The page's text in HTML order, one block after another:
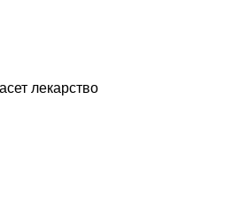
лекарство